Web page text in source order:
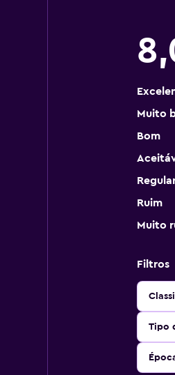
Muito
Bom
Ruim
Muito
Filtros
Tipo